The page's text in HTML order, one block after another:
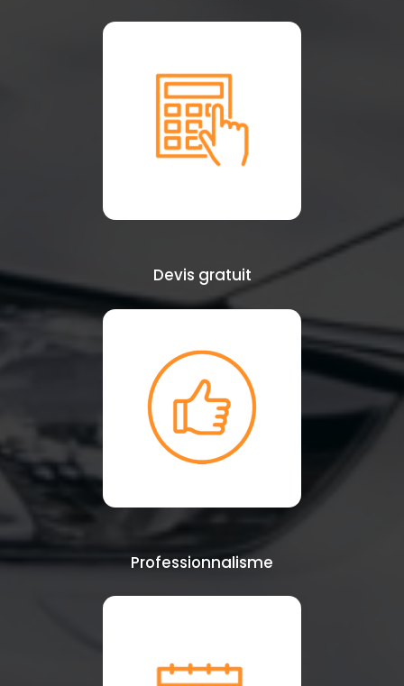
Devis gratuit
Professionnalisme